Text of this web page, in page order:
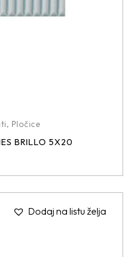
, Pločice
BRILLO 5X20
Dodaj na listu želja